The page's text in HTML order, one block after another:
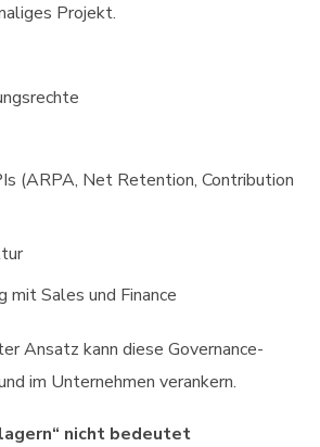
Projekt.
(ARPA, Net Retention, Contribution
mit Sales und Finance
Ansatz kann diese Governance-
im Unternehmen verankern.
nicht bedeutet